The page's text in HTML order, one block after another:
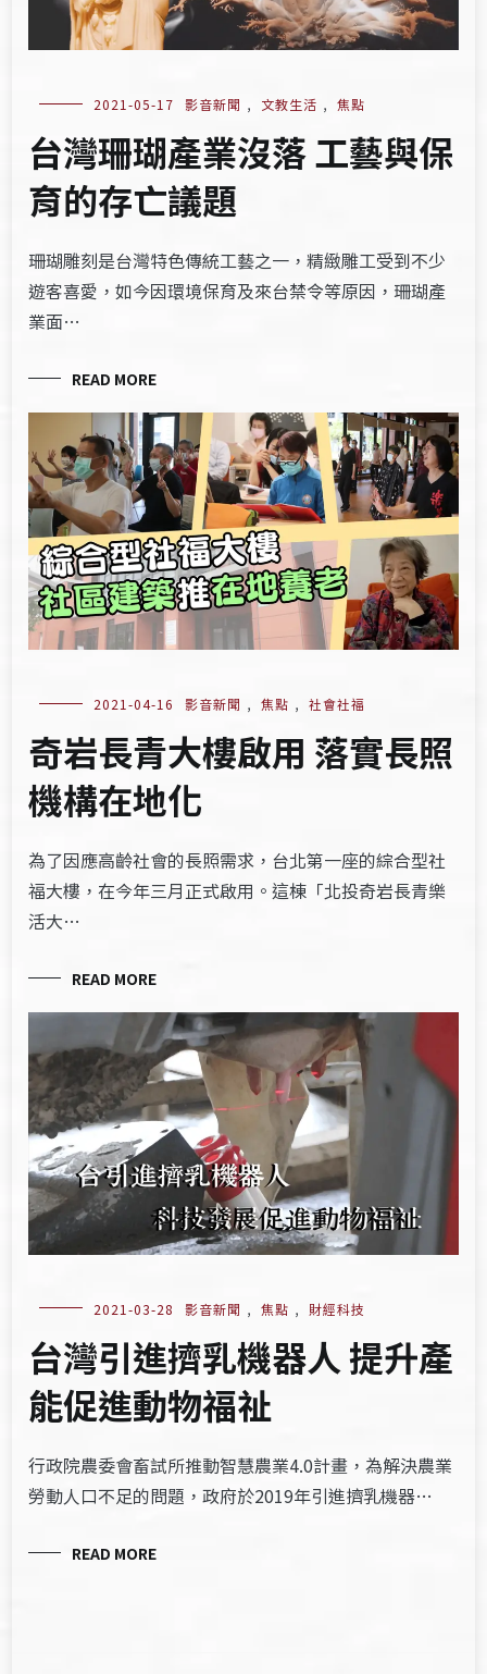
2021-05-17 影音新聞 , 文教生活 , 焦點
台灣珊瑚產業沒落 工藝與保
育的存亡議題
珊瑚雕刻是台灣特色傳統工藝之一，精緻雕工受到不少
遊客喜愛，如今因環境保育及來台禁令等原因，珊瑚產
業面…
READ MORE
2021-04-16 影音新聞 , 焦點 , 社會社福
奇岩長青大樓啟用 落實長照
機構在地化
為了因應高齡社會的長照需求，台北第一座的綜合型社
福大樓，在今年三月正式啟用。這棟「北投奇岩長青樂
活大…
READ MORE
2021-03-28 影音新聞 , 焦點 , 財經科技
台灣引進擠乳機器人 提升產
能促進動物福祉
行政院農委會畜試所推動智慧農業4.0計畫，為解決農業
勞動人口不足的問題，政府於2019年引進擠乳機器…
READ MORE